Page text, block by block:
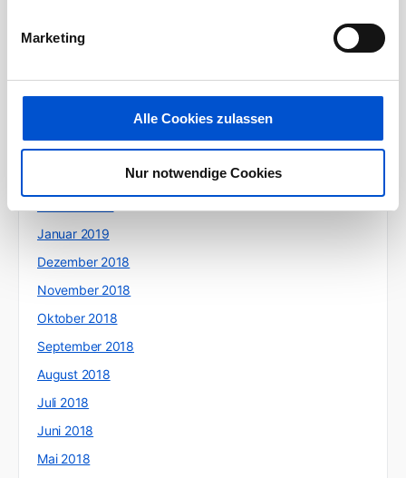
Marketing
Alle Cookies zulassen
Nur notwendige Cookies
August 2019
Juni 2019
April 2019
Januar 2019
Dezember 2018
November 2018
Oktober 2018
September 2018
August 2018
Juli 2018
Juni 2018
Mai 2018